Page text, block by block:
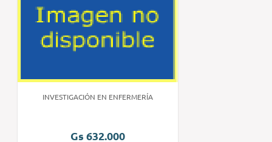
INVESTIGACIÓN EN ENFERMERÍA
Gs 632.000